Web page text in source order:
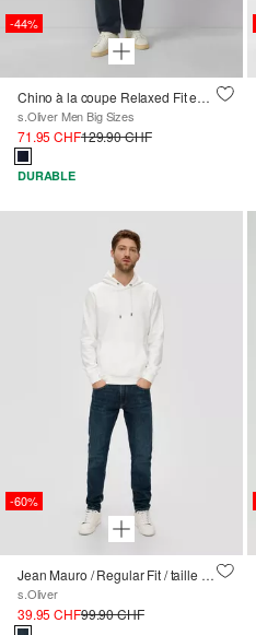
-44%
Chino à la coupe Relaxed Fit en coton stretch
s.Oliver Men Big Sizes
71.95 CHF129.90 CHF
DURABLE
-60%
Jean Mauro / Regular Fit / taille haute / Tapered Leg
s.Oliver
39.95 CHF99.90 CHF